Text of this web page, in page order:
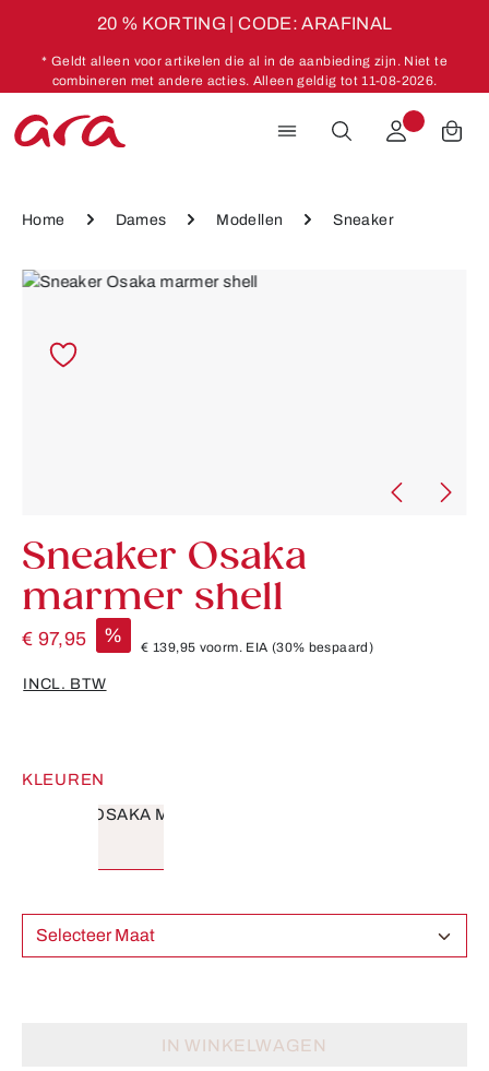
20 % KORTING | CODE: ARAFINAL
* Geldt alleen voor artikelen die al in de aanbieding zijn. Niet te
combineren met andere acties. Alleen geldig tot 11-08-2026.
Home Dames Modellen Sneaker
Afbeeldingengalerij overslaan
Sneaker Osaka
marmer shell
€ 97,95 %
€ 139,95 voorm. EIA (30% bespaard)
INCL. BTW
KLEUREN
Selecteer Maat
IN WINKELWAGEN